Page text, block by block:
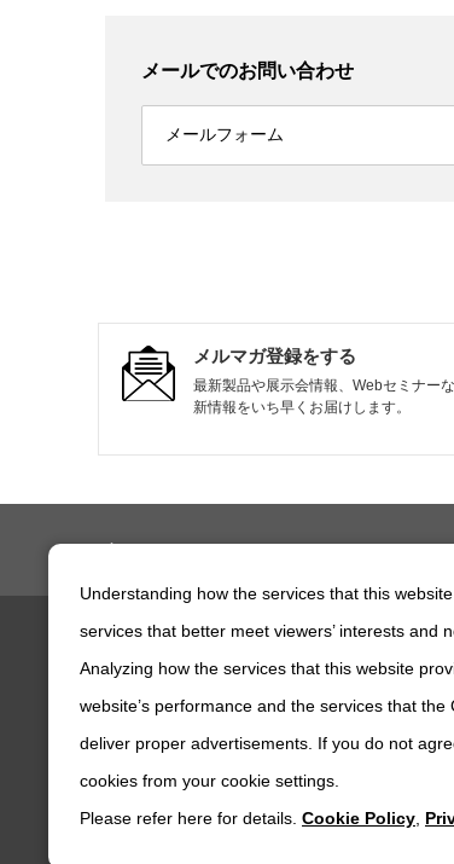
メールでのお問い合わせ
メールフォーム
メルマガ登録をする
最新製品や展示会情報、Webセミナー
新情報をいち早くお届けします。
Understanding how the services that this
services that better meet viewers’ interests and
Analyzing how the services that this website
website’s performance and the services that
deliver proper advertisements. If you do not
cookies from your cookie settings.
Please refer here for details. Cookie Policy